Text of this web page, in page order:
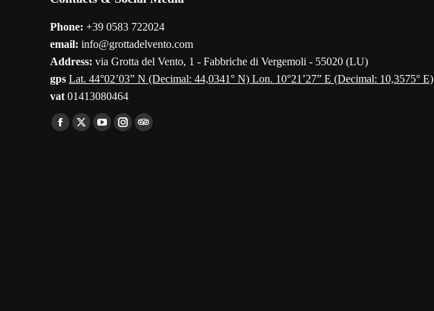
Phone: +39 0583 722024
email: info@grottadelvento.com
Address: via Grotta del Vento, 1 - Fabbriche di Vergemoli - 55020 (LU)
gps Lat. 44°02’03” N (Decimal: 44,0341° N) Lon. 10°21’27” E (Decimal: 10,3575° E)
vat 01413080464
Find us on:
Facebook
X
YouTubeInstagramTripAdvisor